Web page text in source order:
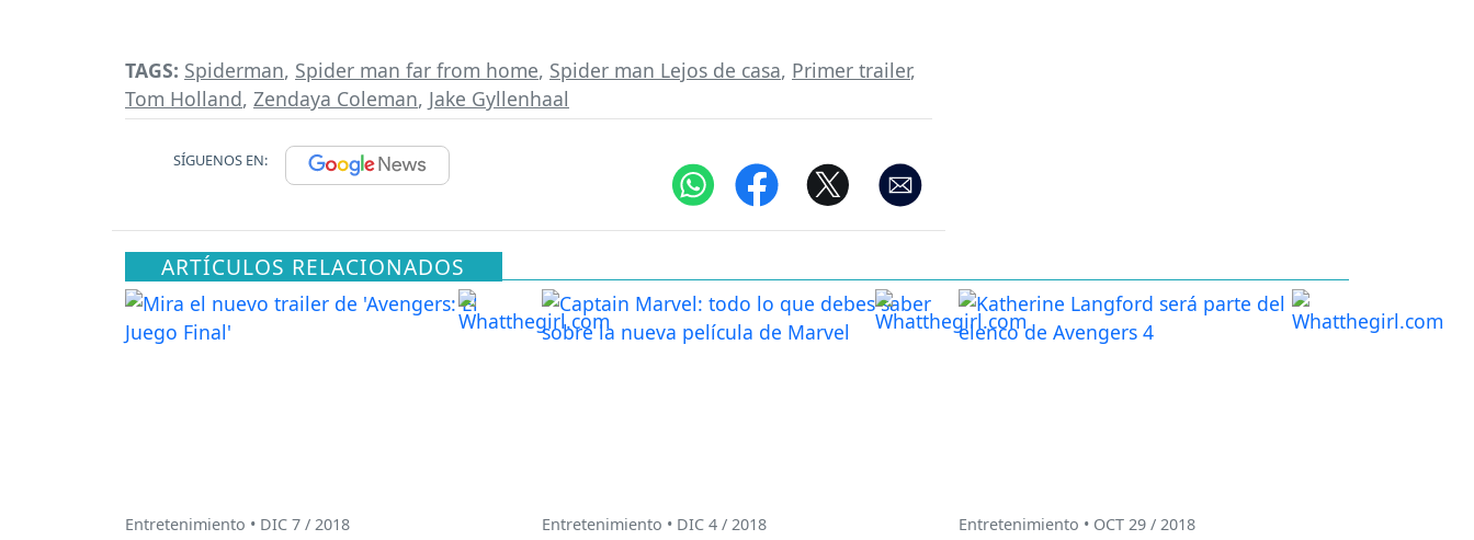
TAGS: Spiderman, Spider man far from home, Spider man Lejos de casa, Primer trailer,
Tom Holland, Zendaya Coleman, Jake Gyllenhaal
SÍGUENOS EN:
ARTÍCULOS RELACIONADOS
Entretenimiento • DIC 7 / 2018 Entretenimiento • DIC 4 / 2018 Entretenimiento • OCT 29 / 2018